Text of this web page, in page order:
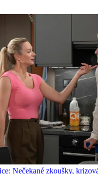
Nečekané zkoušky,